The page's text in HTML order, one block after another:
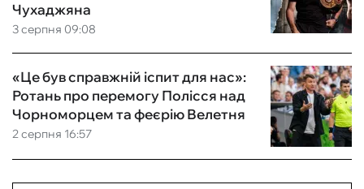
3 серпня 09:08
Чухаджяна
2 серпня 16:57
«Це був справжній іспит для нас»:
Ротань про перемогу Полісся над
Чорноморцем та феєрію Велетня